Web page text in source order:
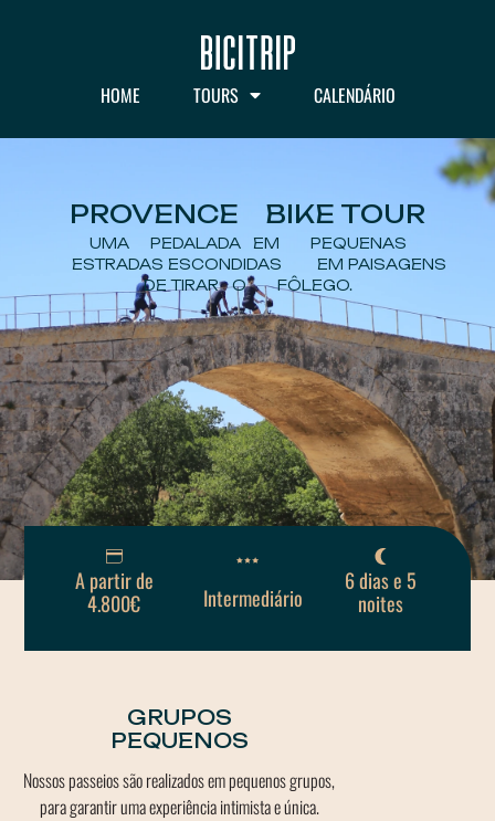
HOME TOURS CALENDÁRIO
PROVENCE BIKE TOUR
UMA PEDALADA EM PEQUENAS
ESTRADAS ESCONDIDAS EM PAISAGENS
DE TIRAR O FÔLEGO.
A partir de
4.800€
Intermediário
6 dias e 5
noites
GRUPOS
PEQUENOS
Nossos passeios são realizados em pequenos grupos,
para garantir uma experiência intimista e única.